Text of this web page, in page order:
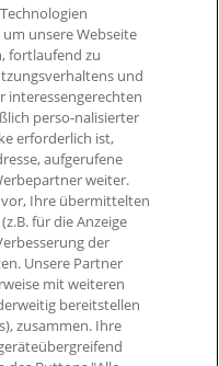
um unsere Webseite
fortlaufend zu
und
interessengerechten
perso-nalisierter
erforderlich ist,
aufgerufene
weiter.
Ihre übermittelten
für die Anzeige
der
Unsere Partner
mit weiteren
bereitstellen
zusammen. Ihre